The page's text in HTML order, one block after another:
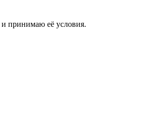
и принимаю её условия.